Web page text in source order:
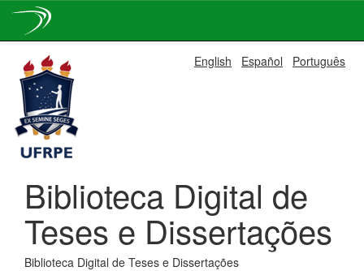
navigation
English Español Português
Biblioteca Digital de
Teses e Dissertações
Biblioteca Digital de Teses e Dissertações